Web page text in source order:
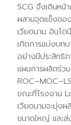
SCG จึงเดินห
ผสานจุดแข็งขอ
เวียดนาม อินโด
เกิดการแบ่งบท
อย่างมีประสิทธิ
แผนการผลิตร่ว
ขณะที่โรงงาน
เวียดนามจะมุ่ง
ขนาดใหญ่ และ